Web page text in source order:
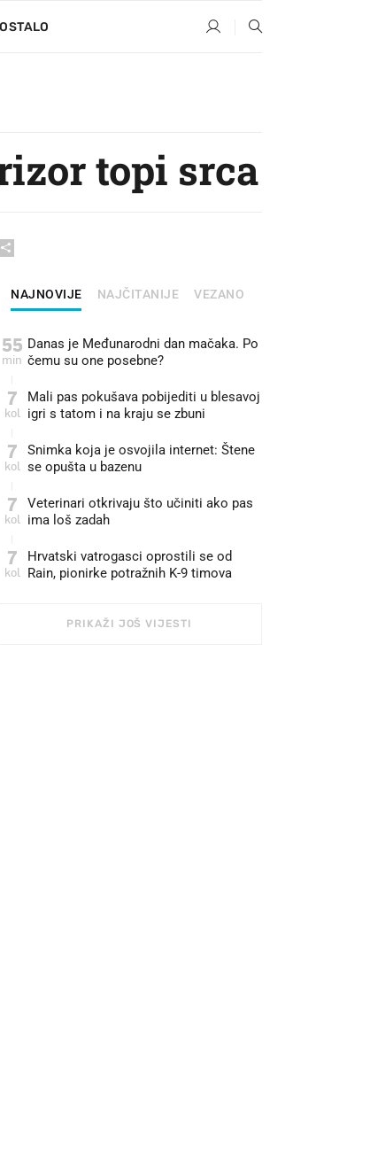
OSTALO
topi srca
NAJNOVIJE NAJČITANIJE VEZANO
55
min
Danas je Međunarodni dan mačaka. Po
čemu su one posebne?
7
kol
Mali pas pokušava pobijediti u blesavoj
igri s tatom i na kraju se zbuni
7
kol
Snimka koja je osvojila internet: Štene
se opušta u bazenu
7
kol
Veterinari otkrivaju što učiniti ako pas
ima loš zadah
7
kol
Hrvatski vatrogasci oprostili se od
Rain, pionirke potražnih K-9 timova
PRIKAŽI JOŠ VIJESTI